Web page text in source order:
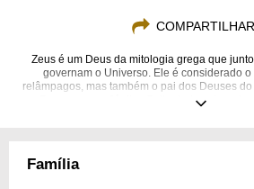
COMPARTILHAR
Zeus é um Deus da mitologia grega que
governam o Universo. Ele é considerado
relâmpagos, mas também o pai dos Deuses
Deus romano Júpiter. Saiba tudo sobre ele
Família